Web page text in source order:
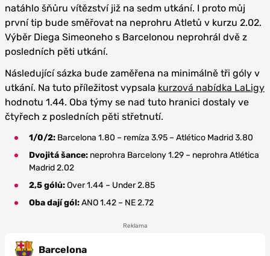
natáhlo šňůru vítězství již na sedm utkání. I proto můj
první tip bude směřovat na neprohru Atletů v kurzu 2.02.
Výběr Diega Simeoneho s Barcelonou neprohrál dvě z
posledních pěti utkání.
Následující sázka bude zaměřena na minimálně tři góly v
utkání. Na tuto příležitost vypsala kurzová nabídka LaLigy
hodnotu 1.44. Oba týmy se nad tuto hranici dostaly ve
čtyřech z posledních pěti střetnutí.
1/0/2: Barcelona 1.80 – remíza 3.95 – Atlético Madrid 3.80
Dvojitá šance: neprohra Barcelony 1.29 – neprohra Atlética
Madrid 2.02
2,5 gólů:Over 1.44 – Under 2.85
Oba dají gól:ANO 1.42 – NE 2.72
Reklama
Barcelona